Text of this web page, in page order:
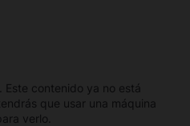
Este contenido ya no está
que usar una máquina
verlo.